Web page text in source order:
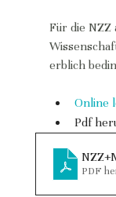
Für die NZZ
erblich
Online
Pdf
PDF